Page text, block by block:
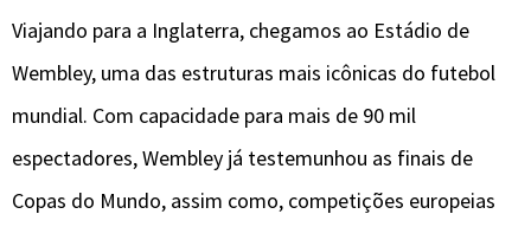
Viajando para a Inglaterra, chegamos ao Estádio de
Wembley, uma das estruturas mais icônicas do futebol
mundial. Com capacidade para mais de 90 mil
espectadores, Wembley já testemunhou as finais de
Copas do Mundo, assim como, competições europeias